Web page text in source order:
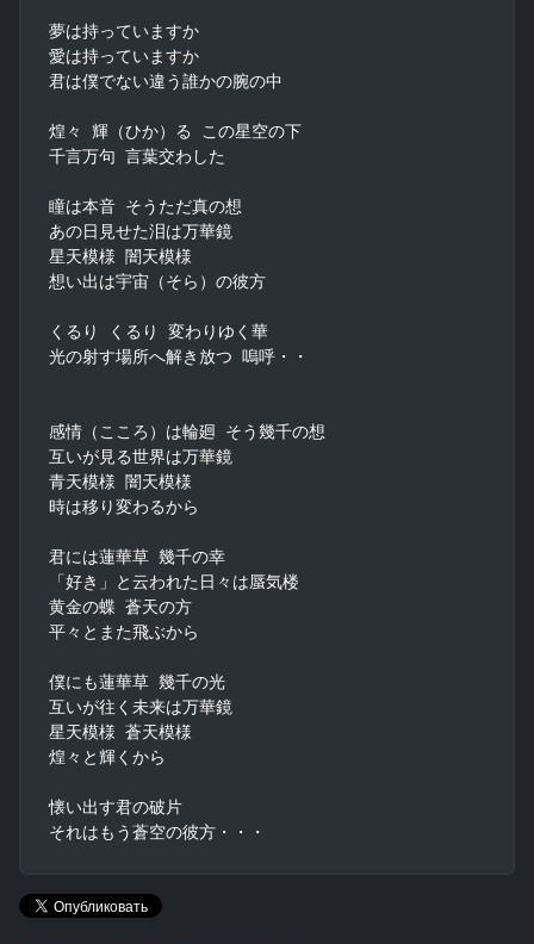
夢は持っていますか
愛は持っていますか
君は僕でない違う誰かの腕の中
煌々 輝（ひか）る この星空の下
千言万句 言葉交わした
瞳は本音 そうただ真の想
あの日見せた泪は万華鏡
星天模様 闇天模様
想い出は宇宙（そら）の彼方
くるり くるり 変わりゆく華
光の射す場所へ解き放つ 嗚呼・・
感情（こころ）は輪廻 そう幾千の想
互いが見る世界は万華鏡
青天模様 闇天模様
時は移り変わるから
君には蓮華草 幾千の幸
「好き」と云われた日々は蜃気楼
黄金の蝶 蒼天の方
平々とまた飛ぶから
僕にも蓮華草 幾千の光
互いが往く未来は万華鏡
星天模様 蒼天模様
煌々と輝くから
懐い出す君の破片
それはもう蒼空の彼方・・・